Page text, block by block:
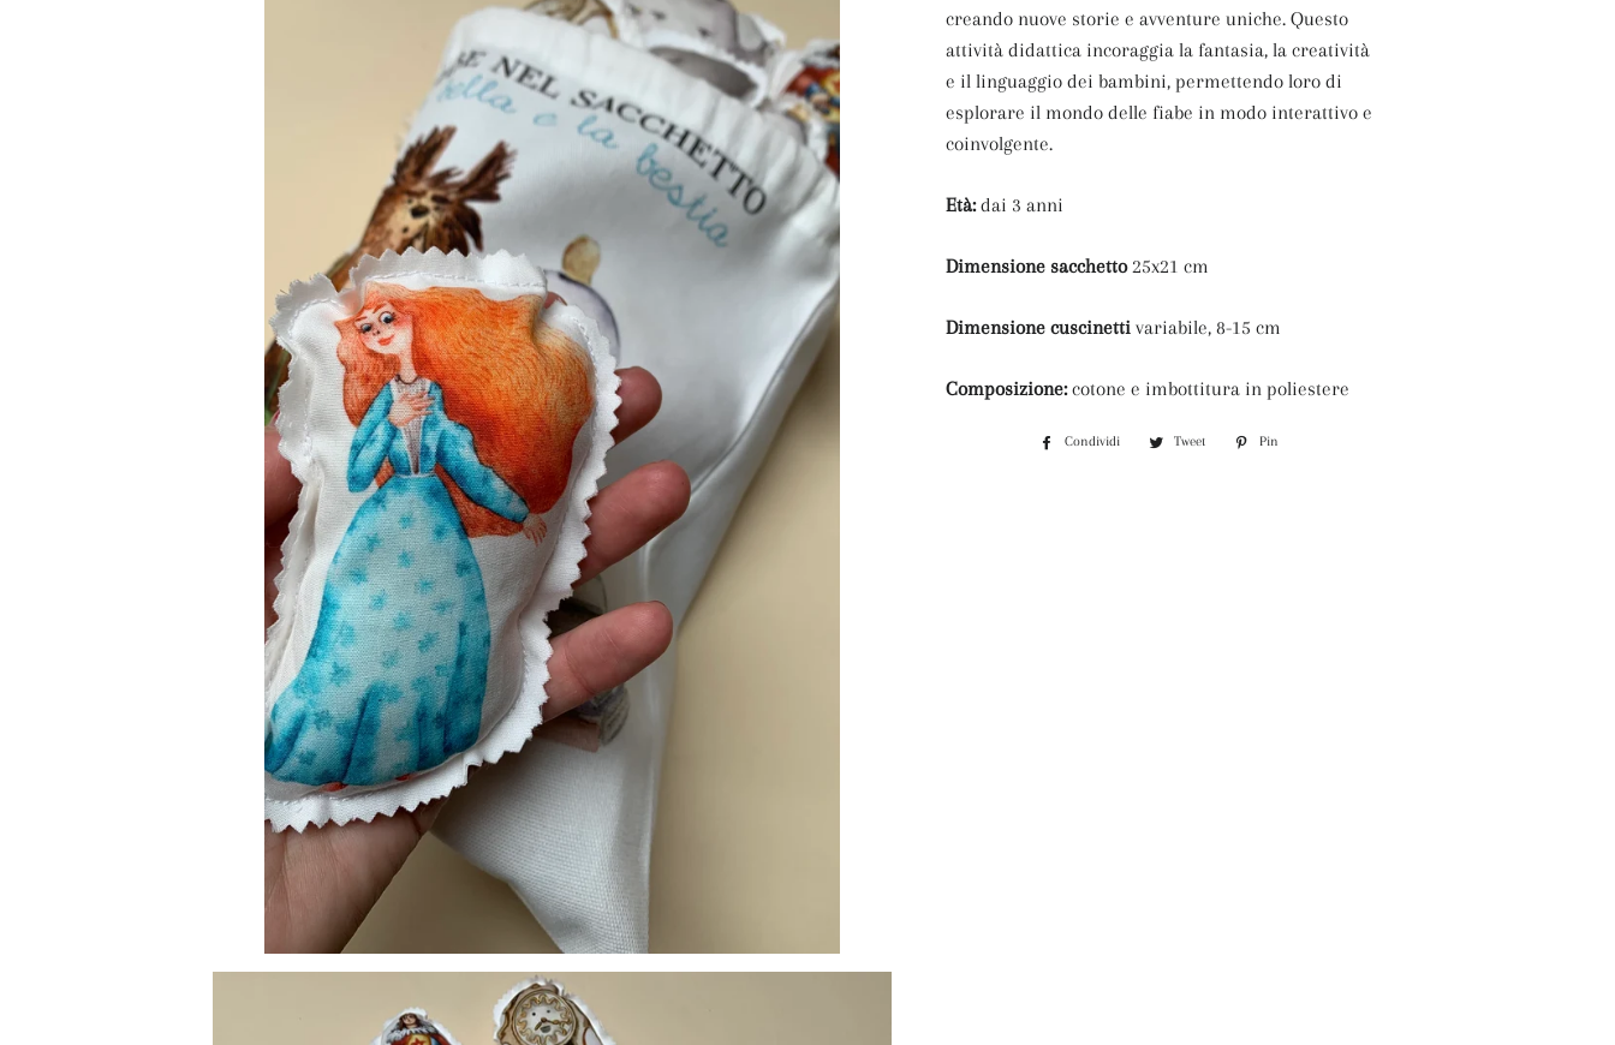
creando nuove storie e avventure uniche. Questo
attività didattica incoraggia la fantasia, la creatività
e il linguaggio dei bambini, permettendo loro di
esplorare il mondo delle fiabe in modo interattivo e
coinvolgente.
Età:dai 3 anni
Dimensione sacchetto25x21 cm
Dimensione cuscinettivariabile, 8-15 cm
Composizione: cotone e imbottitura in poliestere
Condividi
CondividiTweet
Twitta
Pin